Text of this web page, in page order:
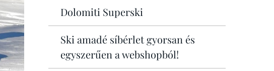
Dolomiti Superski
Ski amadé síbérlet gyorsan és
egyszerűen a webshopból!